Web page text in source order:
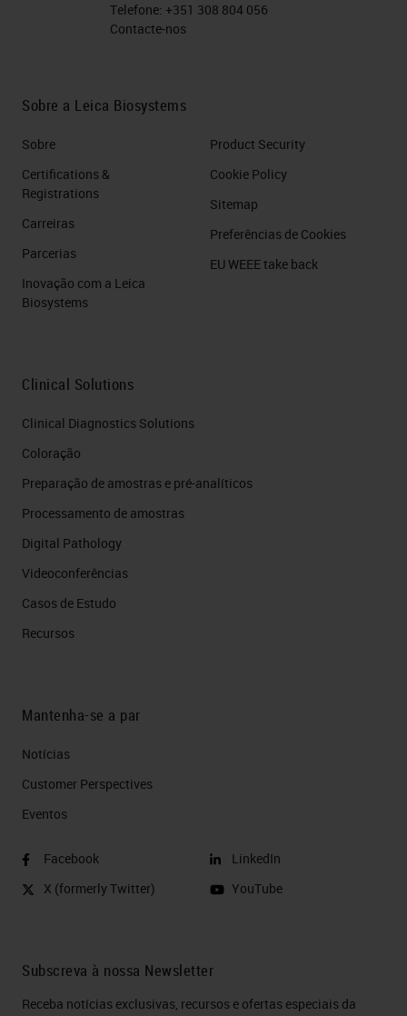
Telefone: +351 308 804 056
Contacte-nos
Sobre a Leica Biosystems
Sobre
Certifications &
Registrations
Carreiras
Parcerias
Inovação com a Leica
Biosystems
Product Security
Cookie Policy
Sitemap
Preferências de Cookies
EU WEEE take back
Clinical Solutions
Clinical Diagnostics Solutions
Coloração
Preparação de amostras e pré-analíticos
Processamento de amostras
Digital Pathology
Videoconferências
Casos de Estudo
Recursos
Mantenha-se a par
Notícias
Customer Perspectives​
Eventos
Facebook
X (formerly Twitter)
LinkedIn
YouTube
Subscreva à nossa Newsletter
Receba notícias exclusivas, recursos e ofertas especiais da